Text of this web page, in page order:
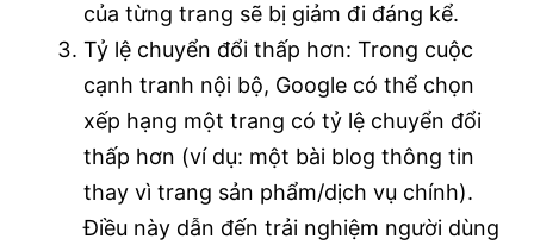
của từng trang sẽ bị giảm đi đáng kể.
Tỷ lệ chuyển đổi thấp hơn: Trong cuộc
cạnh tranh nội bộ, Google có thể chọn
xếp hạng một trang có tỷ lệ chuyển đổi
thấp hơn (ví dụ: một bài blog thông tin
thay vì trang sản phẩm/dịch vụ chính).
Điều này dẫn đến trải nghiệm người dùng